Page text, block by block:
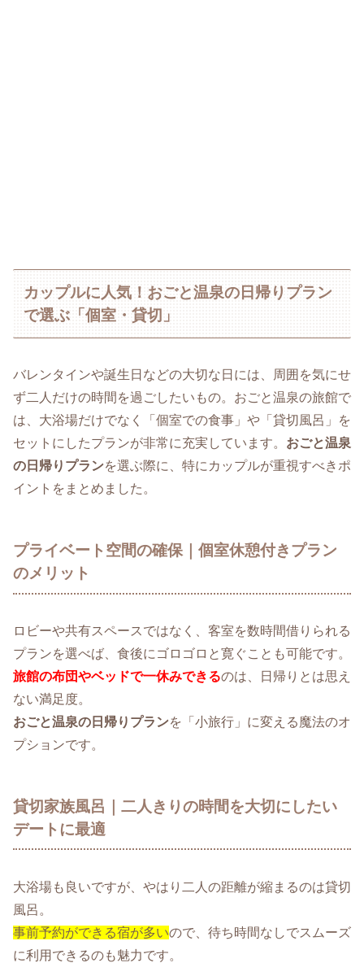
カップルに人気！おごと温泉の日帰りプラン
で選ぶ「個室・貸切」
バレンタインや誕生日などの大切な日には、周囲を気にせ
ず二人だけの時間を過ごしたいもの。おごと温泉の旅館で
は、大浴場だけでなく「個室での食事」や「貸切風呂」を
セットにしたプランが非常に充実しています。 おごと温泉
の日帰りプランを選ぶ際に、特にカップルが重視すべきポ
イントをまとめました。
プライベート空間の確保｜個室休憩付きプラン
のメリット
ロビーや共有スペースではなく、客室を数時間借りられる
プランを選べば、食後にゴロゴロと寛ぐことも可能です。
旅館の布団やベッドで一休みできるのは、日帰りとは思え
ない満足度。
おごと温泉の日帰りプランを「小旅行」に変える魔法のオ
プションです。
貸切家族風呂｜二人きりの時間を大切にしたい
デートに最適
大浴場も良いですが、やはり二人の距離が縮まるのは貸切
風呂。
事前予約ができる宿が多いので、待ち時間なしでスムーズ
に利用できるのも魅力です。